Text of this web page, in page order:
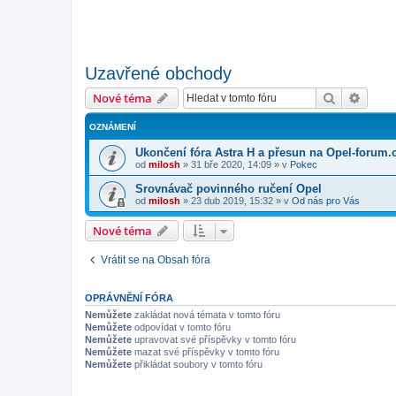
Uzavřené obchody
Nové téma Hledat
OZNÁMENÍ
Ukončení fóra Astra H a přesun na Opel-
od milosh » 31 bře 2020, 14:09 » v Pokec
Srovnávač povinného ručení Opel
od milosh » 23 dub 2019, 15:32 » v Od nás pro Vás
Nové téma
Vrátit se na Obsah fóra
OPRÁVNĚNÍ FÓRA
Nemůžete zakládat nová témata v tomto fóru
Nemůžete odpovídat v tomto fóru
Nemůžete upravovat své příspěvky v tomto fóru
Nemůžete mazat své příspěvky v tomto fóru
Nemůžete přikládat soubory v tomto fóru